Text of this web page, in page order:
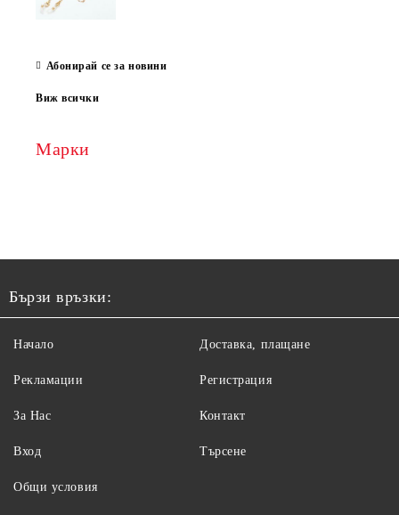
Абонирай се за новини
Виж всички
Марки
Бързи връзки:
Начало
Рекламации
За Нас
Вход
Доставка, плащане
Регистрация
Контакт
Търсене
Общи условия